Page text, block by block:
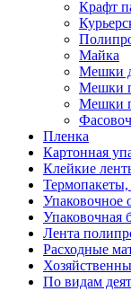
Крафт
Майка
Мешки
Мешки
Мешки
Пленка
Картонная
Клейкие
Упаковочное
Упаковочная
Лента
Расходные
По видам